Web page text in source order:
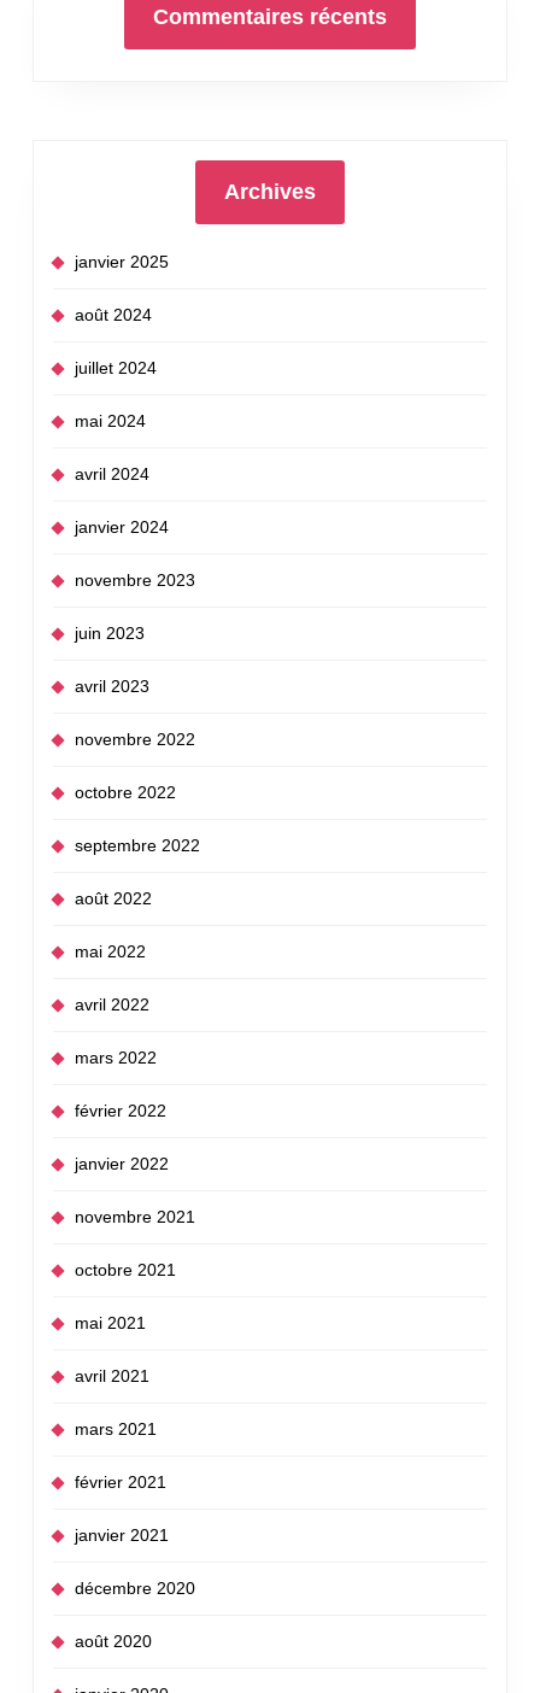
Commentaires récents
Archives
janvier 2025
août 2024
juillet 2024
mai 2024
avril 2024
janvier 2024
novembre 2023
juin 2023
avril 2023
novembre 2022
octobre 2022
septembre 2022
août 2022
mai 2022
avril 2022
mars 2022
février 2022
janvier 2022
novembre 2021
octobre 2021
mai 2021
avril 2021
mars 2021
février 2021
janvier 2021
décembre 2020
août 2020